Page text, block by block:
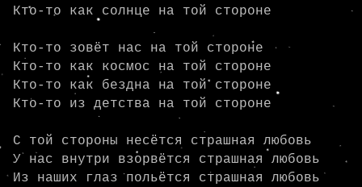
Кто-то как солнце на той стороне
Кто-то зовёт нас на той стороне
Кто-то как космос на той стороне
Кто-то как бездна на той стороне
Кто-то из детства на той стороне
С той стороны несётся страшная любовь
У нас внутри взорвётся страшная любовь
Из наших глаз польётся страшная любовь